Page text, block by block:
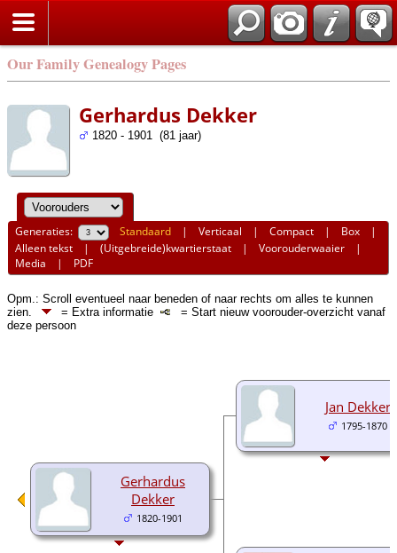
Our Family Genealogy Pages
Gerhardus Dekker
1820 - 1901 (81 jaar)
Generaties: Standaard |Verticaal |Compact | Box |
Alleen tekst |(Uitgebreide)kwartierstaat |Voorouderwaaier |
Media | PDF
Opm.: Scroll eventueel naar beneden of naar rechts om alles te kunnen
zien.
= Extra informatie
= Start nieuw voorouder-overzicht vanaf
deze persoon
Gerhardus
Dekker
1820-1901
Jan Dekker
1795-1870